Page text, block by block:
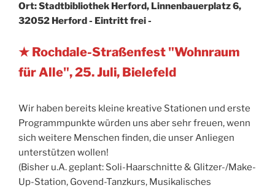
Ort: Stadtbibliothek Herford, Linnenbauerplatz 6,
32052 Herford - Eintritt frei -
★ Rochdale-Straßenfest "Wohnraum
für Alle", 25. Juli, Bielefeld
Wir haben bereits kleine kreative Stationen und erste
Programmpunkte würden uns aber sehr freuen, wenn
sich weitere Menschen finden, die unser Anliegen
unterstützen wollen!
(Bisher u.A. geplant: Soli-Haarschnitte & Glitzer-/Make-
Up-Station, Govend-Tanzkurs, Musikalisches